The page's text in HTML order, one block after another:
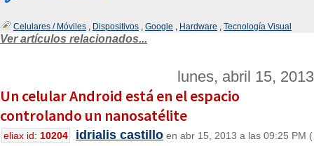
Celulares / Móviles , Dispositivos , Google , Hardware , Tecnología Visual
Ver artículos relacionados...
lunes, abril 15, 2013
Un celular Android está en el espacio
controlando un nanosatélite
eliax id: 10204 idrialis castillo en abr 15, 2013 a las 09:25 PM (